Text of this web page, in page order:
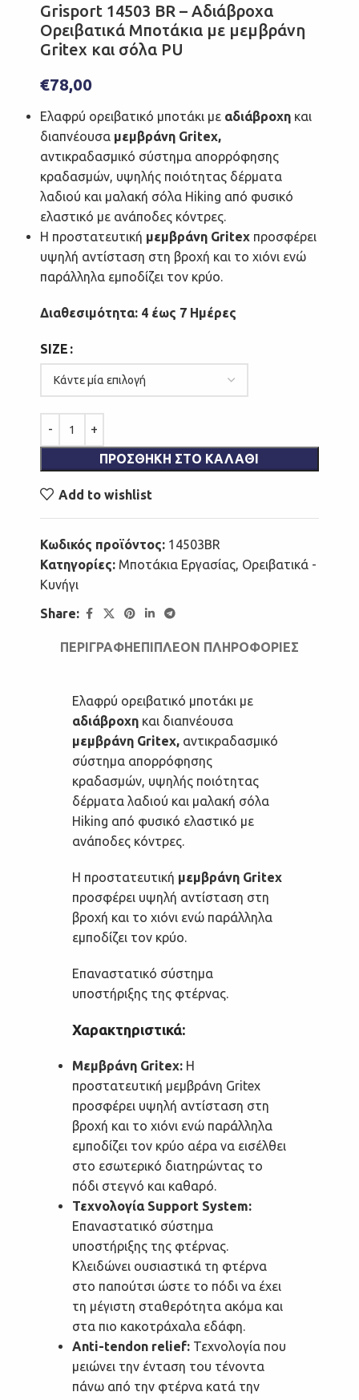
Grisport 14503 BR – Αδιάβροχα
Ορειβατικά Μποτάκια με μεμβράνη
Gritex και σόλα PU
€78,00
Eλαφρύ ορειβατικό μποτάκι με αδιάβροχη και
διαπνέουσα μεμβράνη Gritex,
αντικραδασμικό σύστημα απορρόφησης
κραδασμών, υψηλής ποιότητας δέρματα
λαδιού και μαλακή σόλα Hiking από φυσικό
ελαστικό με ανάποδες κόντρες.
Η προστατευτική μεμβράνη Gritex προσφέρει
υψηλή αντίσταση στη βροχή και το χιόνι ενώ
παράλληλα εμποδίζει τον κρύο.
Διαθεσιμότητα: 4 έως 7 Ημέρες
SIZE
ΠΡΟΣΘΉΚΗ ΣΤΟ ΚΑΛΆΘΙ
Add to wishlist
Κωδικός προϊόντος: 14503BR
Κατηγορίες: Μποτάκια Εργασίας, Ορειβατικά -
Κυνήγι
Share:
ΠΕΡΙΓΡΑΦΉΕΠΙΠΛΈΟΝ ΠΛΗΡΟΦΟΡΊΕΣ
Ελαφρύ ορειβατικό μποτάκι με
αδιάβροχη και διαπνέουσα
μεμβράνη Gritex, αντικραδασμικό
σύστημα απορρόφησης
κραδασμών, υψηλής ποιότητας
δέρματα λαδιού και μαλακή σόλα
Hiking από φυσικό ελαστικό με
ανάποδες κόντρες.
Η προστατευτική μεμβράνη Gritex
προσφέρει υψηλή αντίσταση στη
βροχή και το χιόνι ενώ παράλληλα
εμποδίζει τον κρύο.
Επαναστατικό σύστημα
υποστήριξης της φτέρνας.
Χαρακτηριστικά:
Μεμβράνη Gritex: Η
προστατευτική μεμβράνη Gritex
προσφέρει υψηλή αντίσταση στη
βροχή και το χιόνι ενώ παράλληλα
εμποδίζει τον κρύο αέρα να εισέλθει
στο εσωτερικό διατηρώντας το
πόδι στεγνό και καθαρό.
Τεχνολογία Support System:
Επαναστατικό σύστημα
υποστήριξης της φτέρνας.
Κλειδώνει ουσιαστικά τη φτέρνα
στο παπούτσι ώστε το πόδι να έχει
τη μέγιστη σταθερότητα ακόμα και
στα πιο κακοτράχαλα εδάφη.
Anti-tendon relief: Τεχνολογία που
μειώνει την ένταση του τένοντα
πάνω από την φτέρνα κατά την